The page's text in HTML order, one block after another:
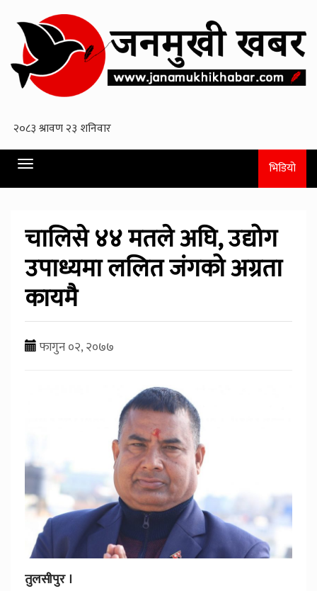
Toggle
navigation
भिडियो
चालिसे ४४ मतले अघि, उद्योग
उपाध्यमा ललित जंगको अग्रता
कायमै
फागुन ०२, २०७७
तुलसीपुर ।